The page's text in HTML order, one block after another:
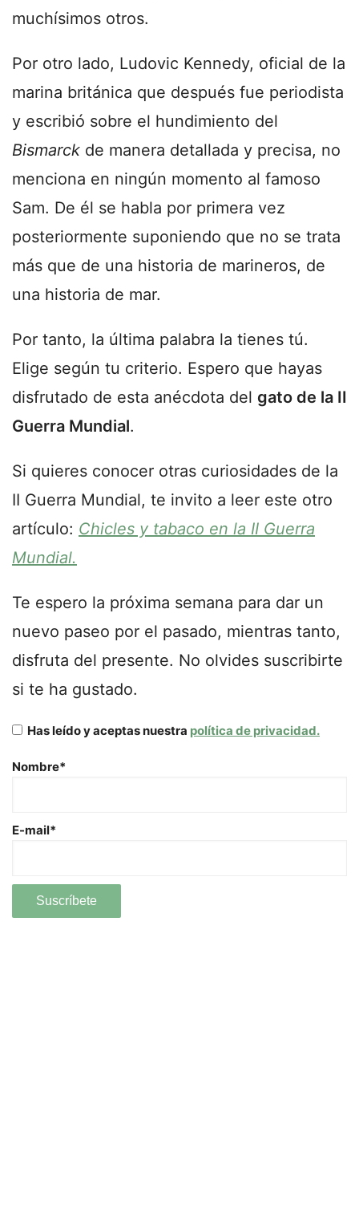
muchísimos otros.
Por otro lado, Ludovic Kennedy, oficial de la
marina británica que después fue periodista
y escribió sobre el hundimiento del
Bismarck de manera detallada y precisa, no
menciona en ningún momento al famoso
Sam. De él se habla por primera vez
posteriormente suponiendo que no se trata
más que de una historia de marineros, de
una historia de mar.
Por tanto, la última palabra la tienes tú.
Elige según tu criterio. Espero que hayas
disfrutado de esta anécdota del gato de la II
Guerra Mundial.
Si quieres conocer otras curiosidades de la
II Guerra Mundial, te invito a leer este otro
artículo: Chicles y tabaco en la II Guerra
Mundial.
Te espero la próxima semana para dar un
nuevo paseo por el pasado, mientras tanto,
disfruta del presente. No olvides suscribirte
si te ha gustado.
Has leído y aceptas nuestra política de privacidad.
Nombre*
E-mail*